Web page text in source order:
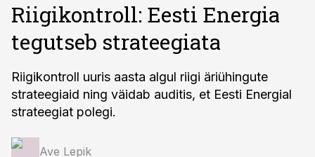
Riigikontroll: Eesti Energia
tegutseb strateegiata
Riigikontroll uuris aasta algul riigi äriühingute
strateegiaid ning väidab auditis, et Eesti Energial
strateegiat polegi.
Ave Lepik